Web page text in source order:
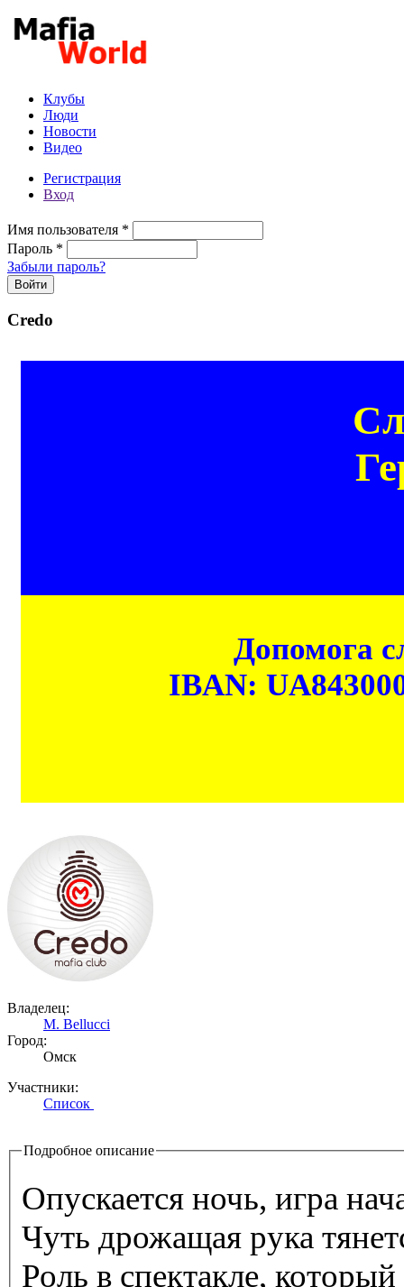
Перейти к основному содержанию
Клубы
Люди
Новости
Видео
Регистрация
Вход
Имя пользователя *
Пароль *
Забыли пароль?
Credo
Допомога
IBAN:
Владелец:
M. Bellucci
Город:
Омск
Участники:
Список
Подробное описание
Опускается ночь, игра
Чуть дрожащая рука
Роль в спектакле,